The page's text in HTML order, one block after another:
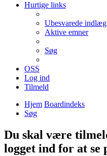
Hurtige links
Ubesvarede indlæg
Aktive emner
Søg
OSS
Log ind
Tilmeld
Hjem Boardindeks
Søg
Du skal være
logget ind for at se